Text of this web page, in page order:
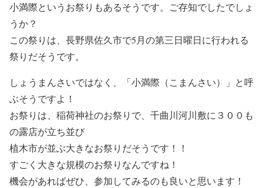
小満際というお祭りもあるそうです。ご存知でしたでしょ
うか？
この祭りは、長野県佐久市で5月の第三日曜日に行われる
祭りだそうです。
しょうまんさいではなく、「小満際（こまんさい）」と呼
ぶそうですよ！
お祭りは、稲荷神社のお祭りで、千曲川河川敷に３００も
の露店が立ち並び
植木市が並ぶ大きなお祭りだそうです！！
すごく大きな規模のお祭りなんですね！
機会があればぜひ、参加してみるのも良いと思います！